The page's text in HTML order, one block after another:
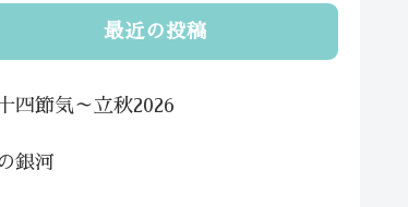
最近の投稿
四節気～立秋2026
銀河